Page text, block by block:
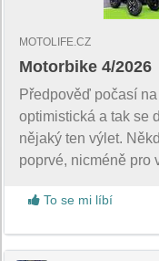
MOTOLIFE.CZ
Motorbike 4/2026
Předpověď počasí
optimistická a tak se
nějaký ten výlet.
poprvé, nicméně pro
To se mi líbí